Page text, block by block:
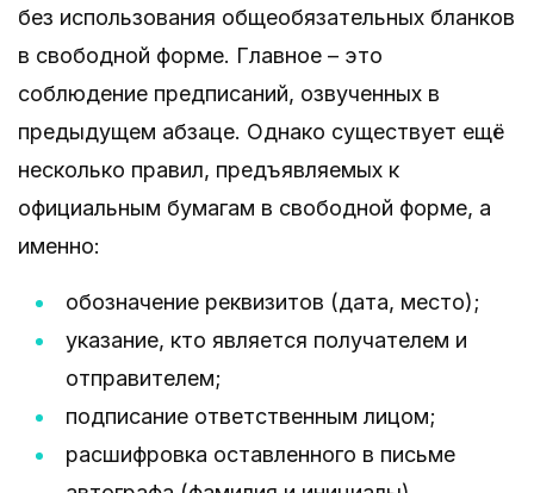
без использования общеобязательных бланков
в свободной форме. Главное – это
соблюдение предписаний, озвученных в
предыдущем абзаце. Однако существует ещё
несколько правил, предъявляемых к
официальным бумагам в свободной форме, а
именно:
обозначение реквизитов (дата, место);
указание, кто является получателем и
отправителем;
подписание ответственным лицом;
расшифровка оставленного в письме